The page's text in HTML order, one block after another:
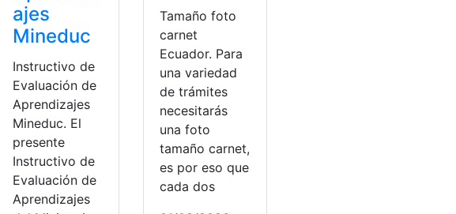
ajes
Mineduc
Instructivo de
Evaluación de
Aprendizajes
Mineduc. El
presente
Instructivo de
Evaluación de
Aprendizajes
Tamaño foto
carnet
Ecuador. Para
una variedad
de trámites
necesitarás
una foto
tamaño carnet,
es por eso que
cada dos